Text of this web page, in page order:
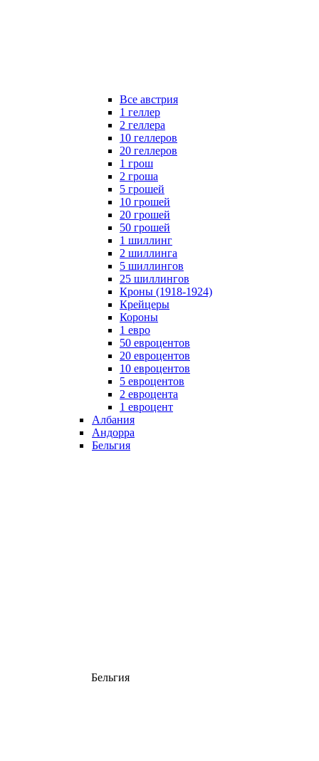
Все австрия
1 геллер
2 геллера
10 геллеров
20 геллеров
1 грош
2 гроша
5 грошей
10 грошей
20 грошей
50 грошей
1 шиллинг
2 шиллинга
5 шиллингов
25 шиллингов
Кроны (1918-1924)
Крейцеры
Короны
1 евро
50 евроцентов
20 евроцентов
10 евроцентов
5 евроцентов
2 евроцента
1 евроцент
Албания
Андорра
Бельгия
Бельгия